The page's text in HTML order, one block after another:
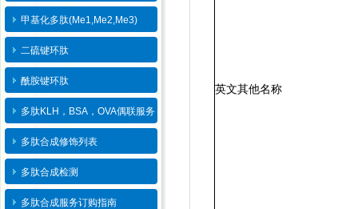
甲基化多肽(Me1,Me2,Me3)
二硫键环肽
酰胺键环肽
多肽KLH，BSA，OVA偶联服务
多肽合成修饰列表
多肽合成检测
多肽合成服务订购指南
英文其他名称